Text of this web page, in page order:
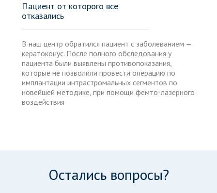
Пациент от которого все
отказались
В наш центр обратился пациент с заболеванием —
кератоконус. После полного обследования у
пациента были выявлены противопоказания,
которые не позволили провести операцию по
имплантации интрастромальных сегментов по
новейшей методике, при помощи фемто-лазерного
воздействия
Остались вопросы?